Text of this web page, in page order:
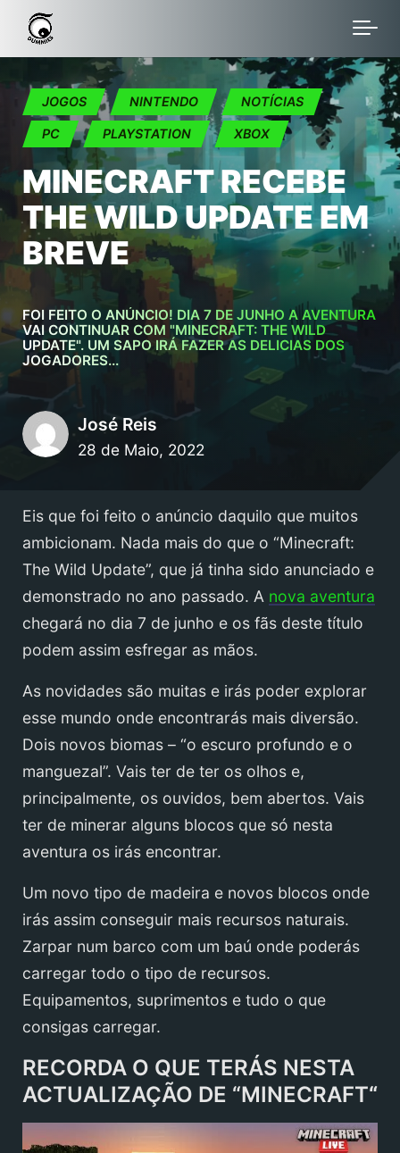
Skip to main content
JOGOS NINTENDO NOTÍCIAS
PC PLAYSTATION XBOX
MINECRAFT RECEBE
THE WILD UPDATE EM
BREVE
FOI FEITO O ANÚNCIO! DIA 7 DE JUNHO A AVENTURA
VAI CONTINUAR COM "MINECRAFT: THE WILD
UPDATE". UM SAPO IRÁ FAZER AS DELICIAS DOS
JOGADORES...
28 de Maio, 2022
José Reis
Eis que foi feito o anúncio daquilo que muitos
ambicionam. Nada mais do que o “Minecraft:
The Wild Update”, que já tinha sido anunciado e
demonstrado no ano passado. A nova aventura
chegará no dia 7 de junho e os fãs deste título
podem assim esfregar as mãos.
As novidades são muitas e irás poder explorar
esse mundo onde encontrarás mais diversão.
Dois novos biomas – “o escuro profundo e o
manguezal”. Vais ter de ter os olhos e,
principalmente, os ouvidos, bem abertos. Vais
ter de minerar alguns blocos que só nesta
aventura os irás encontrar.
Um novo tipo de madeira e novos blocos onde
irás assim conseguir mais recursos naturais.
Zarpar num barco com um baú onde poderás
carregar todo o tipo de recursos.
Equipamentos, suprimentos e tudo o que
consigas carregar.
RECORDA O QUE TERÁS NESTA
ACTUALIZAÇÃO DE “MINECRAFT“